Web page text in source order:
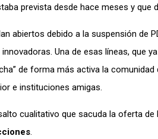
prevista desde hace meses y
abiertos debido a la suspensión de
Una de esas líneas, que
de forma más activa la comunidad
e instituciones amigas.
cualitativo que sacuda la oferta
.